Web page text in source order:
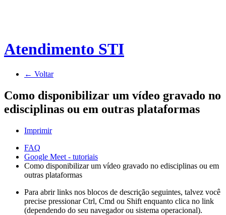
Atendimento STI
← Voltar
Como disponibilizar um vídeo gravado no
edisciplinas ou em outras plataformas
Imprimir
FAQ
Google Meet - tutoriais
Como disponibilizar um vídeo gravado no edisciplinas ou em
outras plataformas
Para abrir links nos blocos de descrição seguintes, talvez você
precise pressionar Ctrl, Cmd ou Shift enquanto clica no link
(dependendo do seu navegador ou sistema operacional).